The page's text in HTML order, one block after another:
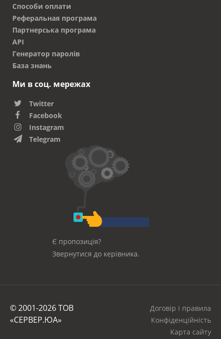
Способи оплати
Реферальная програма
Партнерська програма
API
Генератор паролів
База знань
Ми в соц. мережах
Twitter
Facebook
Instagram
Telegram
Є пропозиція?
Звернутися до керівника.
© 2001-2026 ТОВ
«СЕРВЕР.ЮА»
Договір і правила
Конфіденційність
Карта сайту